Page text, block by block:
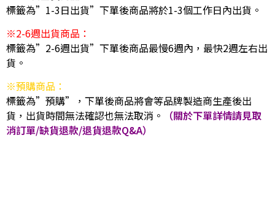
標籤為”1-3日出貨”下單後商品將於1-3個工作日內出貨。
※2-6週出貨商品：
標籤為”2-6週出貨”下單後商品最慢6週內，最快2週左右出
貨。
※預購商品：
標籤為”預購”，下單後商品將會等品牌製造商生產後出
貨，出貨時間無法確認也無法取消。
（關於下單詳情請見取
消訂單/缺貨退款/退貨退款Q&A）